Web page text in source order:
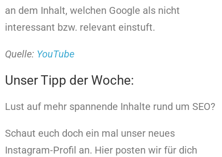
an dem Inhalt, welchen Google als nicht
interessant bzw. relevant einstuft.
Quelle: YouTube
Unser Tipp der Woche:
Lust auf mehr spannende Inhalte rund um SEO?
Schaut euch doch ein mal unser neues
Instagram-Profil an. Hier posten wir für dich